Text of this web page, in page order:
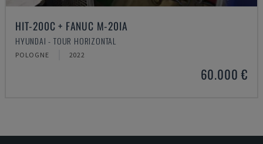
HIT-200C + FANUC M-20IA
HYUNDAI - TOUR HORIZONTAL
POLOGNE 2022
60.000 €